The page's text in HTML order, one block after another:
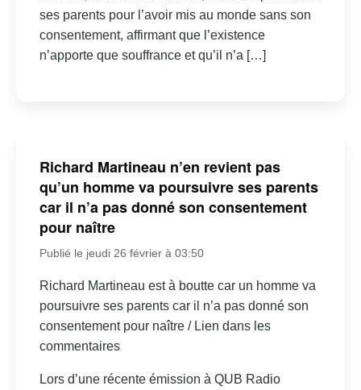
ses parents pour l’avoir mis au monde sans son
consentement, affirmant que l’existence
n’apporte que souffrance et qu’il n’a […]
Richard Martineau n’en revient pas
qu’un homme va poursuivre ses parents
car il n’a pas donné son consentement
pour naître
Publié le jeudi 26 février à 03:50
Richard Martineau est à boutte car un homme va
poursuivre ses parents car il n’a pas donné son
consentement pour naître / Lien dans les
commentaires
Lors d’une récente émission à QUB Radio